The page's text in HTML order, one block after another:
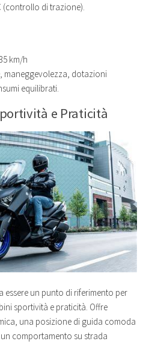
(controllo di trazione).
km/h
maneggevolezza, dotazioni
equilibrati.
e Praticità
essere un punto di riferimento per
sportività e praticità. Offre
una posizione di guida comoda
comportamento su strada